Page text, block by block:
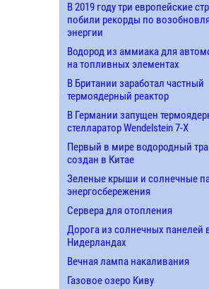
В 2019 году три европейские
побили рекорды по
энергии
Водород из аммиака для
на топливных элементах
В Британии заработал частный
термоядерный реактор
В Германии запущен
стелларатор Wendelstein 7-X
Первый в мире водородный
создан в Китае
Зеленые крыши и солнечные
энергосбережения
Сервера для отопления
Дорога из солнечных панелей
Нидерландах
Вечная лампа накаливания
Газовое озеро Киву